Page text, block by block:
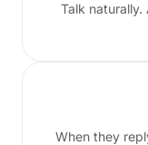
Talk
When they